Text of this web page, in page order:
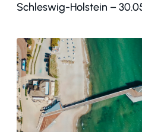
Schleswig-Holstein –